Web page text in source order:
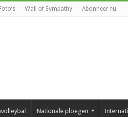
Foto’s Wall of Sympathy Abonneer nu
Nationale ploegen